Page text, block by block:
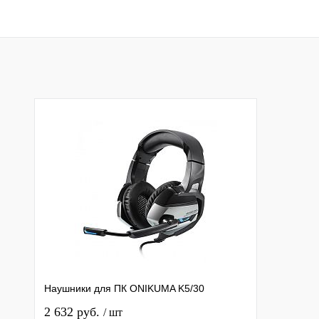
Наушники для ПК ONIKUMA K5/30
2 632 руб. / шт